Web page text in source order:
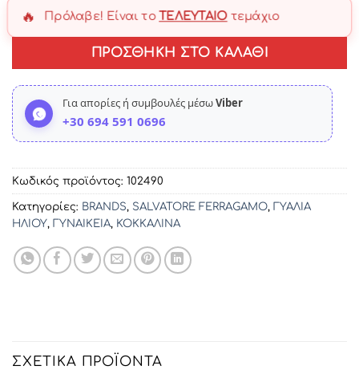
🔥 Πρόλαβε! Είναι τοΤΕΛΕΥΤΑΊΟτεμάχιο
ΠΡΟΣΘΉΚΗ ΣΤΟ ΚΑΛΆΘΙ
Για απορίες ή συμβουλές μέσωViber
+30 694 591 0696
Κωδικός προϊόντος: 102490
Κατηγορίες: BRANDS, SALVATORE FERRAGAMO, ΓΥΑΛΙΑ
ΗΛΙΟΥ, ΓΥΝΑΙΚΕΙΑ, ΚΟΚΚΑΛΙΝΑ
ΣΧΕΤΙΚΆ ΠΡΟΪΌΝΤΑ